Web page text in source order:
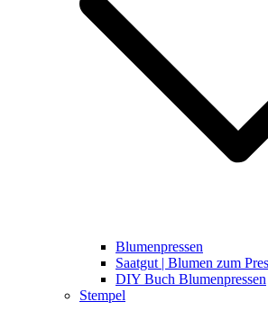
Blumenpressen
Saatgut | Blumen zum
DIY Buch Blumenpressen
Stempel